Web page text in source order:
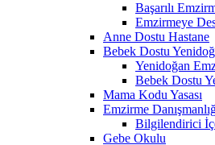
Başarılı
Emzirmeye
Anne Dostu Hastane
Bebek Dostu
Yenidoğan
Bebek Dostu
Mama Kodu Yasası
Emzirme
Bilgilendirici
Gebe Okulu